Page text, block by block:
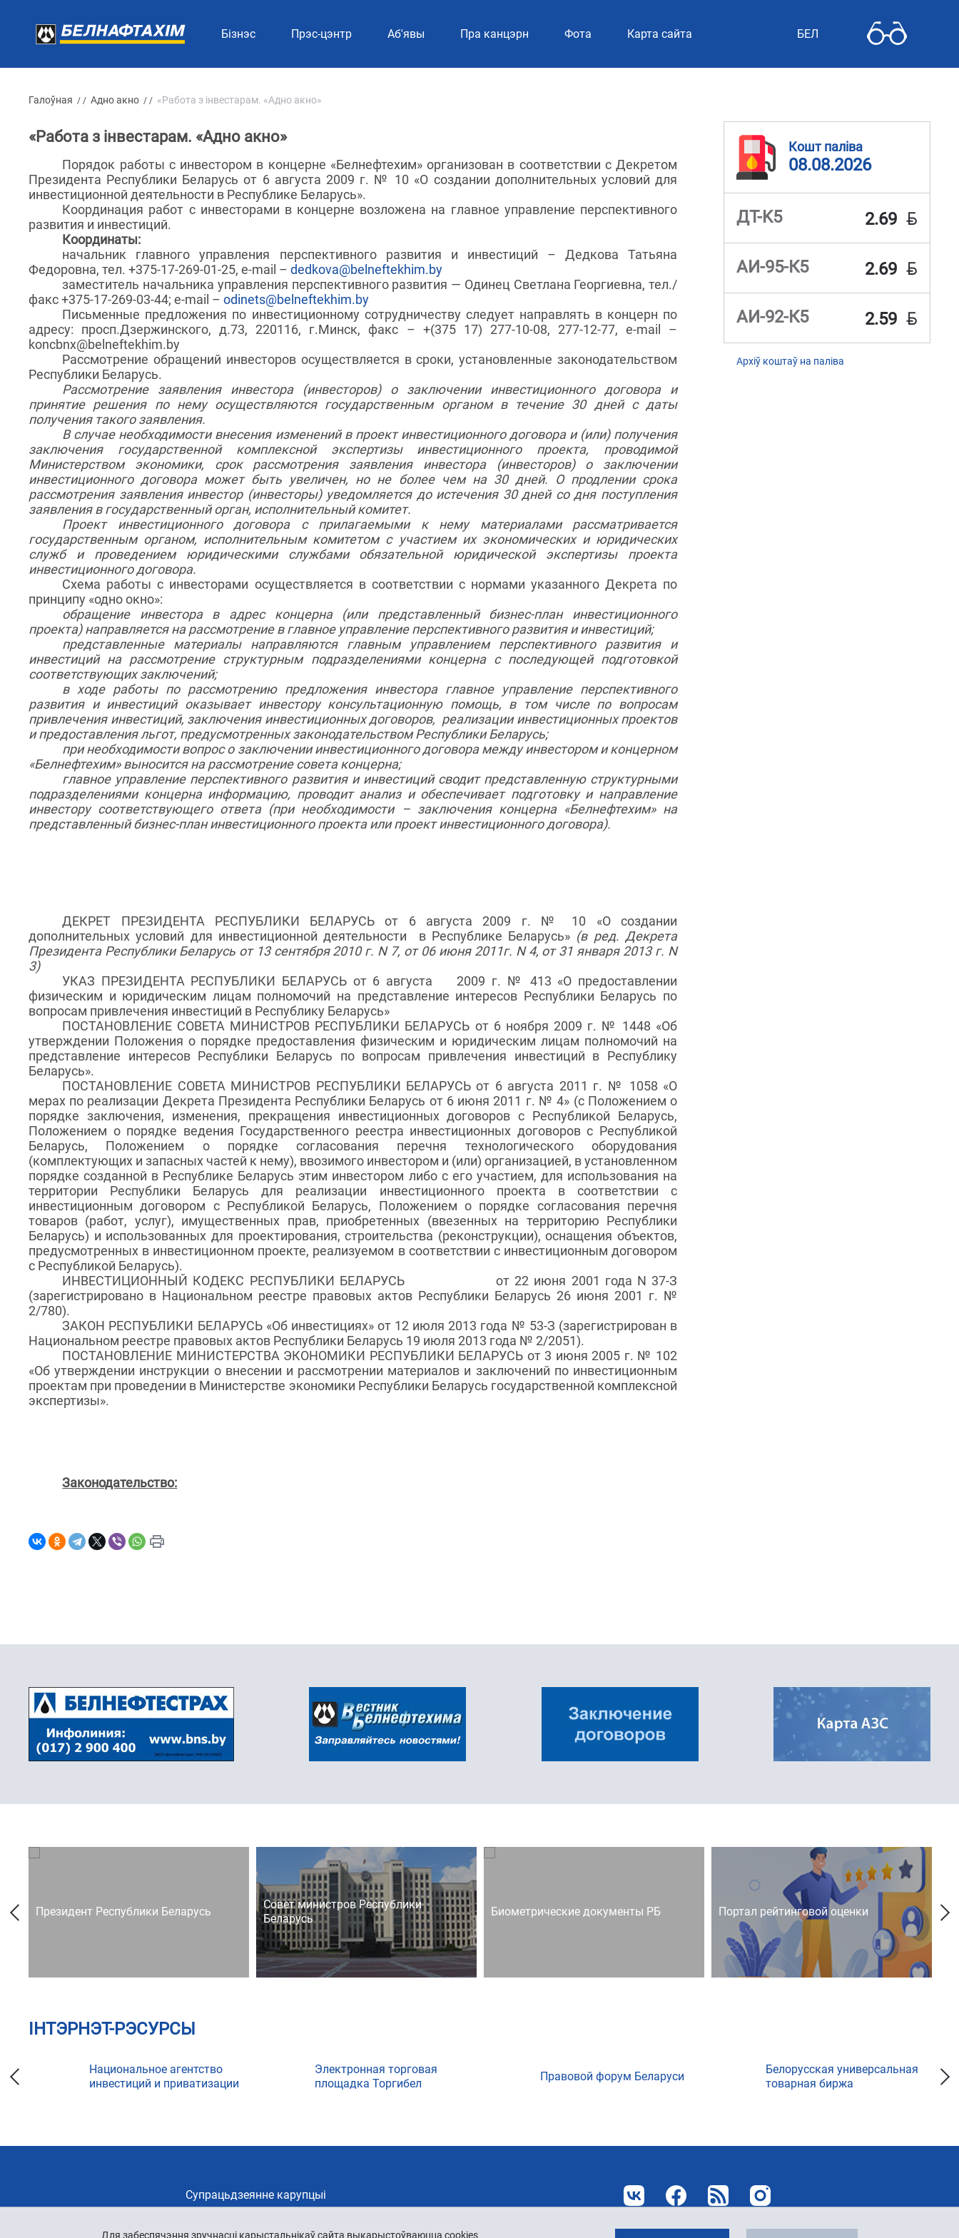
Бізнэс Прэс-цэнтр Аб'явы Пра канцэрн Фотa Карта сайта БЕЛ
Галоўная / / Адно акно / / «Работа з інвестарам. «Адно акно»
«Работа з інвестарам. «Адно акно»
Порядок работы с инвестором в концерне «Белнефтехим» организован в соответствии с Декретом
Президента Республики Беларусь от 6 августа 2009 г. № 10 «О создании дополнительных условий для
инвестиционной деятельности в Республике Беларусь».
Координация работ с инвесторами в концерне возложена на главное управление перспективного
развития и инвестиций.
Координаты:
начальник главного управления перспективного развития и инвестиций – Дедкова Татьяна
Федоровна, тел. +375-17-269-01-25, e-mail – dedkova@belneftekhim.by
заместитель начальника управления перспективного развития — Одинец Светлана Георгиевна, тел./
факс +375-17-269-03-44; e-mail – odinets@belneftekhim.by
Письменные предложения по инвестиционному сотрудничеству следует направлять в концерн по
адресу: просп.Дзержинского, д.73, 220116, г.Минск, факс – +(375 17) 277-10-08, 277-12-77, e-mail –
koncbnx@belneftekhim.by
Рассмотрение обращений инвесторов осуществляется в сроки, установленные законодательством
Республики Беларусь.
Рассмотрение заявления инвестора (инвесторов) о заключении инвестиционного договора и
принятие решения по нему осуществляются государственным органом в течение 30 дней с даты
получения такого заявления.
В случае необходимости внесения изменений в проект инвестиционного договора и (или) получения
заключения государственной комплексной экспертизы инвестиционного проекта, проводимой
Министерством экономики, срок рассмотрения заявления инвестора (инвесторов) о заключении
инвестиционного договора может быть увеличен, но не более чем на 30 дней. О продлении срока
рассмотрения заявления инвестор (инвесторы) уведомляется до истечения 30 дней со дня поступления
заявления в государственный орган, исполнительный комитет.
Проект инвестиционного договора с прилагаемыми к нему материалами рассматривается
государственным органом, исполнительным комитетом с участием их экономических и юридических
служб и проведением юридическими службами обязательной юридической экспертизы проекта
инвестиционного договора.
Схема работы с инвесторами осуществляется в соответствии с нормами указанного Декрета по
принципу «одно окно»:
обращение инвестора в адрес концерна (или представленный бизнес-план инвестиционного
проекта) направляется на рассмотрение в главное управление перспективного развития и инвестиций;
представленные материалы направляются главным управлением перспективного развития и
инвестиций на рассмотрение структурным подразделениями концерна с последующей подготовкой
соответствующих заключений;
в ходе работы по рассмотрению предложения инвестора главное управление перспективного
развития и инвестиций оказывает инвестору консультационную помощь, в том числе по вопросам
привлечения инвестиций, заключения инвестиционных договоров, реализации инвестиционных проектов
и предоставления льгот, предусмотренных законодательством Республики Беларусь;
при необходимости вопрос о заключении инвестиционного договора между инвестором и концерном
«Белнефтехим» выносится на рассмотрение совета концерна;
главное управление перспективного развития и инвестиций сводит представленную структурными
подразделениями концерна информацию, проводит анализ и обеспечивает подготовку и направление
инвестору соответствующего ответа (при необходимости – заключения концерна «Белнефтехим» на
представленный бизнес-план инвестиционного проекта или проект инвестиционного договора).
ДЕКРЕТ ПРЕЗИДЕНТА РЕСПУБЛИКИ БЕЛАРУСЬ от 6 августа 2009 г. № 10 «О создании
дополнительных условий для инвестиционной деятельности
в Республике Беларусь» (в ред. Декрета
Президента Республики Беларусь от 13 сентября 2010 г. N 7, от 06 июня 2011г. N 4, от 31 января 2013 г. N
3)
УКАЗ ПРЕЗИДЕНТА РЕСПУБЛИКИ БЕЛАРУСЬ от 6 августа
2009 г. № 413 «О предоставлении
физическим и юридическим лицам полномочий на представление интересов Республики Беларусь по
вопросам привлечения инвестиций в Республику Беларусь»
ПОСТАНОВЛЕНИЕ СОВЕТА МИНИСТРОВ РЕСПУБЛИКИ БЕЛАРУСЬ от 6 ноября 2009 г. № 1448 «Об
утверждении Положения о порядке предоставления физическим и юридическим лицам полномочий на
представление интересов Республики Беларусь по вопросам привлечения инвестиций в Республику
Беларусь».
ПОСТАНОВЛЕНИЕ СОВЕТА МИНИСТРОВ РЕСПУБЛИКИ БЕЛАРУСЬ от 6 августа 2011 г. № 1058 «О
мерах по реализации Декрета Президента Республики Беларусь от 6 июня 2011 г. № 4» (с Положением о
порядке заключения, изменения, прекращения инвестиционных договоров с Республикой Беларусь,
Положением о порядке ведения Государственного реестра инвестиционных договоров с Республикой
Беларусь, Положением о порядке согласования перечня технологического оборудования
(комплектующих и запасных частей к нему), ввозимого инвестором и (или) организацией, в установленном
порядке созданной в Республике Беларусь этим инвестором либо с его участием, для использования на
территории Республики Беларусь для реализации инвестиционного проекта в соответствии с
инвестиционным договором с Республикой Беларусь, Положением о порядке согласования перечня
товаров (работ, услуг), имущественных прав, приобретенных (ввезенных на территорию Республики
Беларусь) и использованных для проектирования, строительства (реконструкции), оснащения объектов,
предусмотренных в инвестиционном проекте, реализуемом в соответствии с инвестиционным договором
с Республикой Беларусь).
ИНВЕСТИЦИОННЫЙ КОДЕКС РЕСПУБЛИКИ БЕЛАРУСЬ
от 22 июня 2001 года N 37-З
(зарегистрировано в Национальном реестре правовых актов Республики Беларусь 26 июня 2001 г. №
2/780).
ЗАКОН РЕСПУБЛИКИ БЕЛАРУСЬ «Об инвестициях» от 12 июля 2013 года № 53-З (зарегистрирован в
Национальном реестре правовых актов Республики Беларусь 19 июля 2013 года № 2/2051).
ПОСТАНОВЛЕНИЕ МИНИСТЕРСТВА ЭКОНОМИКИ РЕСПУБЛИКИ БЕЛАРУСЬ от 3 июня 2005 г. № 102
«Об утверждении инструкции о внесении и рассмотрении материалов и заключений по инвестиционным
проектам при проведении в Министерстве экономики Республики Беларусь государственной комплексной
экспертизы».
Законодательство:
Кошт паліва
08.08.2026
ДТ-K5 2.69 BYN
АИ-95-К5 2.69 BYN
АИ-92-К5 2.59 BYN
Архіў коштаў на паліва
Для забеспячэння зручнасці карыстальнікаў сайта выкарыстоўваюцца cookies
Президент Республики Беларусь
Совет министров Республики
Беларусь
Биометрические документы РБ Портал рейтинговой оценки
ІНТЭРНЭТ-РЭСУРСЫ
Национальное агентство
инвестиций и приватизации
Электронная торговая
площадка Торгибел
Правовой форум Беларуси
Белорусская универсальная
товарная биржа
Супрацьдзеянне карупцыі